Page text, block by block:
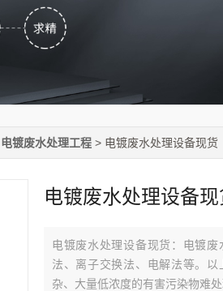
电镀废水处理工程 > 电镀废水处理设备现货
电镀废水处理设备现
电镀废水处理设备现货：电镀
法、离子交换法、电解法等。
杂、大量低浓度的有害污染物难处